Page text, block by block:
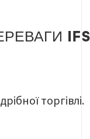
торгівлі.